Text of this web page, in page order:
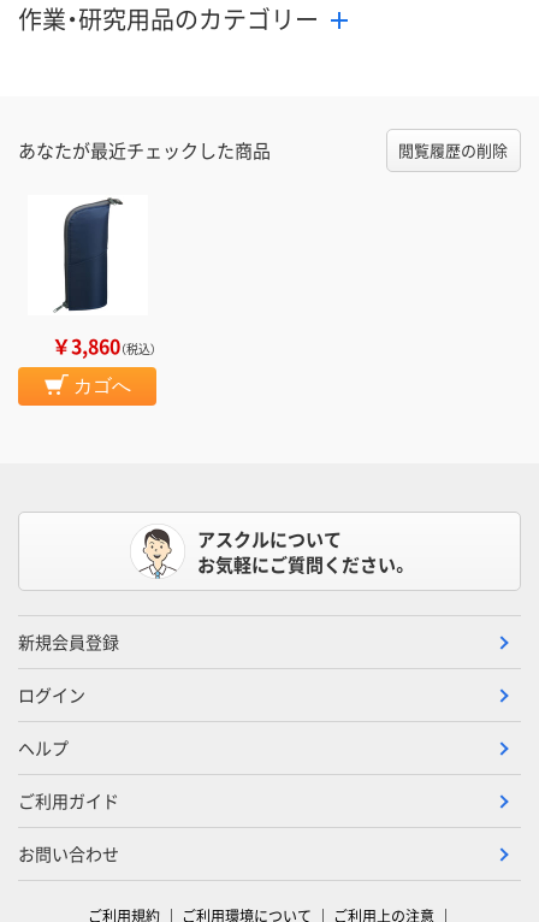
作業・研究用品のカテゴリー
あなたが最近チェックした商品 閲覧履歴の削除
￥3,860（税込）
カゴへ
アスクルについて
お気軽にご質問ください。
新規会員登録
ログイン
ヘルプ
ご利用ガイド
お問い合わせ
ご利用規約 ご利用環境について ご利用上の注意